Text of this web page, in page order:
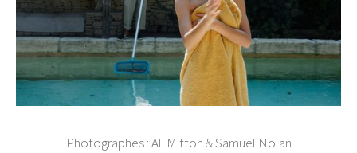
Photographes : Ali Mitton & Samuel Nolan